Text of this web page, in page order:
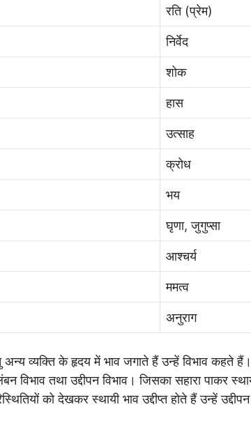
रति (प्रेम)
निर्वेद
शोक
हास
उत्साह
क्रोध
भय
घृणा, जुगुप्सा
आश्चर्य
ममत्व
अनुराग
अन्य व्यक्ति के हृदय में भाव जगाते हैं उन्हें विभाव
विभाव तथा उद्दीपन विभाव। जिसका सहारा पाकर
को देखकर स्थायी भाव उद्दीप्त होते हैं उन्हें